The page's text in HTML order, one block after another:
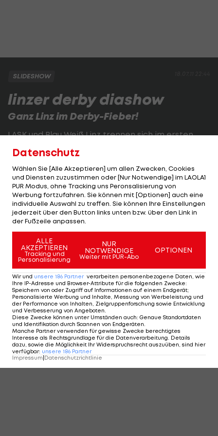
SLIDESHOW
linzer derby diashow
Ganz Linz im Derby-Fieber!
LASK und Blau Weiß Linz trennen sich im ersten
Liga-Derby seit 14 Jahren mit 1:1.
1 VON 24
KOMMENTARE
Datenschutz
Wählen Sie [Alle Akzeptieren] um allen Zwecken, Cookies
und Diensten zuzustimmen oder [Nur Notwendige] im LAOLA1
PUR Modus, ohne Tracking uns Peronsalisierung von
Werbung fortzufahren. Sie können mit [Optionen] auch eine
individuelle Auswahl zu treffen. Sie können Ihre Einstellungen
jederzeit über den Button links unten bzw. über den Link in
der Fußzeile anpassen.
ALLE
AKZEPTIEREN
Tracking und
Personalisierung
NUR
NOTWENDIGE
Weiter mit PUR-Abo
OPTIONEN
Wir und unsere 186 Partner verarbeiten personenbezogene Daten, wie
Ihre IP-Adresse und Browser-Attribute für die folgenden Zwecke:
Speichern von oder Zugriff auf Informationen auf einem Endgerät;
Personalisierte Werbung und Inhalte, Messung von Werbeleistung und
der Performance von Inhalten, Zielgruppenforschung sowie Entwicklung
und Verbesserung von Angeboten.
Diese Zwecke können unter Umständen auch: Genaue Standortdaten
und Identifikation durch Scannen von Endgeräten.
Manche Partner verwenden für gewisse Zwecke berechtigtes
Interesse als Rechtsgrundlage für die Datenverarbeitung. Details
dazu, sowie die Möglichkeit Ihr Widerspruchsrecht auszuüben, sind hier
verfügbar: unsere 186 Partner
Impressum Datenschutzrichtlinie